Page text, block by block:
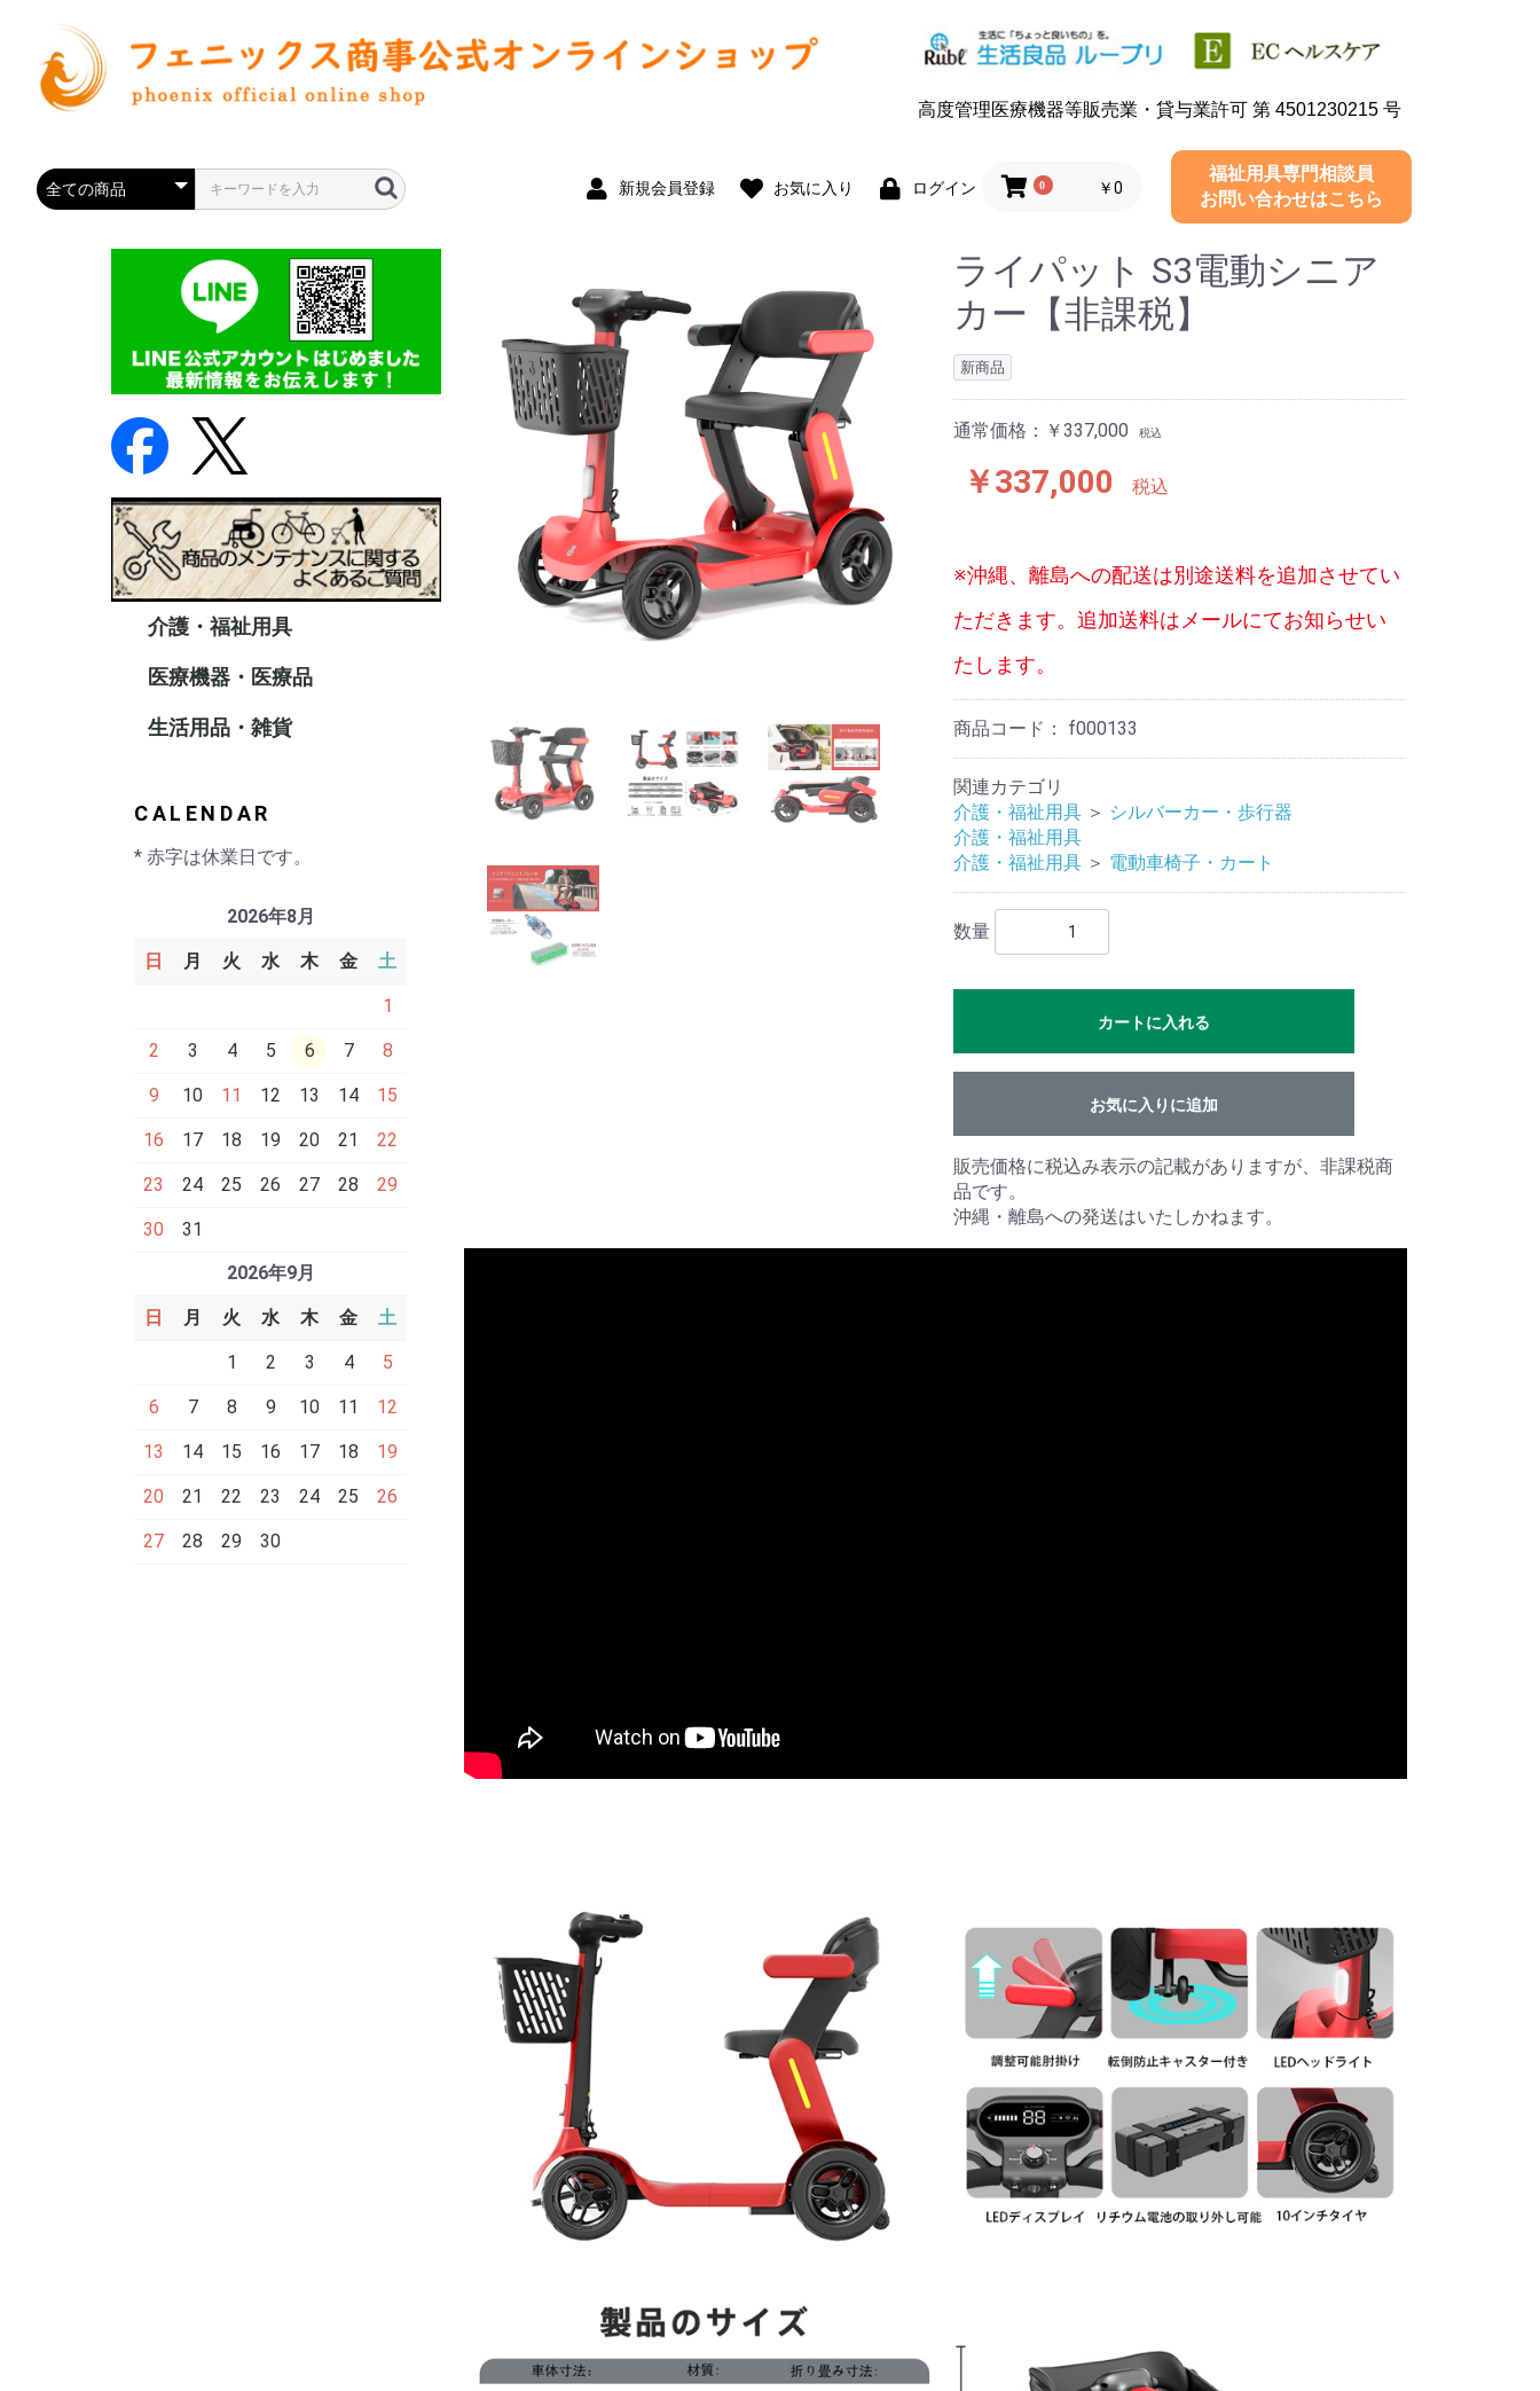
高度管理医療機器等販売業・貸与業許可 第 4501230215 号
新規会員登録 お気に入り ログイン 0 ￥0
福祉用具専門相談員
お問い合わせはこちら
介護・福祉用具 介助用
自走式
シルバーカー・歩行器 本体
部品
電動車椅子・カート
車椅子部品・関連商品 デスク
スロープ
交換用部品
医療機器・医療品
生活用品・雑貨 ショッピングカート
ポータブルトイレ
ペット用品
クッション・枕 クッション
枕
リゾート家具
フィットネス
ハンディマッサージャー
CALENDAR
* 赤字は休業日です。
2026年8月
日 月 火 水 木 金 土
1
2 3 4 5 6 7 8
9 10 11 12 13 14 15
16 17 18 19 20 21 22
23 24 25 26 27 28 29
30
31
2026年9月
日 月 火 水 木 金 土
1 2 3 4 5
6 7 8 9 10 11 12
13 14 15 16 17 18 19
20 21 22 23 24 25 26
27 28 29 30
ライパット S3電動シニア
カー【非課税】
新商品
通常価格：￥337,000 税込
￥337,000 税込
※沖縄、離島への配送は別途送料を追加させてい
ただきます。追加送料はメールにてお知らせい
たします。
商品コード： f000133
関連カテゴリ
介護・福祉用具 ＞ シルバーカー・歩行器
介護・福祉用具
介護・福祉用具 ＞ 電動車椅子・カート
数量
カートに入れる
お気に入りに追加
販売価格に税込み表示の記載がありますが、非課税商
品です。
沖縄・離島への発送はいたしかねます。